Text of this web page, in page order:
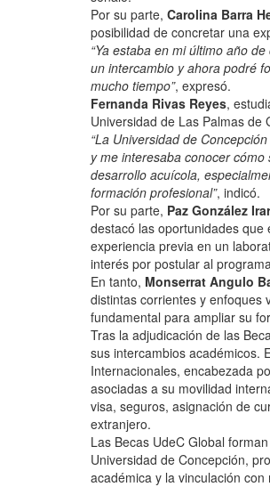
Por su parte, Carolina Barra
posibilidad de concretar una
“Ya estaba en mi último año
un intercambio y ahora podré
mucho tiempo”, expresó.
Fernanda Rivas Reyes,
Universidad de Las Palmas
“La Universidad de
y me interesaba conocer
desarrollo acuícola,
formación profesional”, indicó.
Por su parte, Paz González
destacó las oportunidades
experiencia previa en un
interés por postular al
En tanto, Monserrat Angulo
distintas corrientes y enfoques
fundamental para ampliar su
Tras la adjudicación de las
sus intercambios académicos.
Internacionales, encabezada
asociadas a su movilidad
visa, seguros, asignación de
extranjero.
Las Becas UdeC Global
Universidad de Concepción,
académica y la vinculación